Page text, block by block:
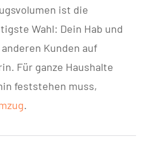
ist die
Wahl: Dein Hab und
Kunden auf
Für ganze Haushalte
feststehen muss,
.